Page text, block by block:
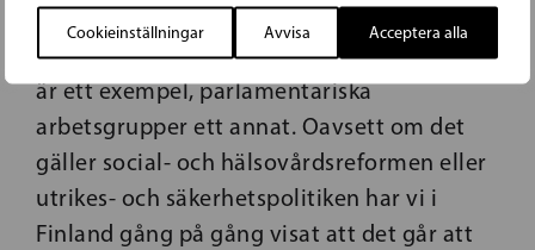
Cookieinställningar Avvisa Acceptera alla
Polariseringen minskar när vi arbetar
praktiskt tillsammans. Regeringskoalitioner
är ett exempel, parlamentariska
arbetsgrupper ett annat. Oavsett om det
gäller social- och hälsovårdsreformen eller
utrikes- och säkerhetspolitiken har vi i
Finland gång på gång visat att det går att